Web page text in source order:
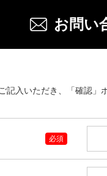
お問い
記入いただき、「確認」
必須